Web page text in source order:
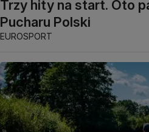
Trzy hity na start. Oto
Pucharu Polski
EUROSPORT